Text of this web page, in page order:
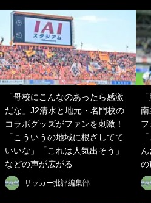
「母校にこんなのあったら感激
だな」J2清水と地元・名門校の
コラボグッズがファンを刺激！
「こういうの地域に根ざしてて
いいな」「これは人気出そう」
などの声が広がる
サッカー批評編集部
南
の